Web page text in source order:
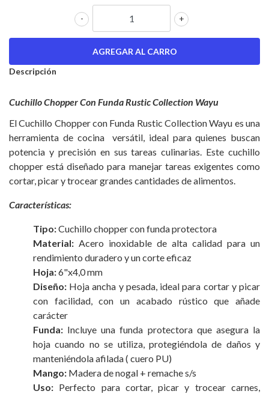
+
-
Descripción
Cuchillo Chopper Con Funda Rustic Collection Wayu
El Cuchillo Chopper con Funda Rustic Collection Wayu es una
herramienta de cocina versátil, ideal para quienes buscan
potencia y precisión en sus tareas culinarias. Este cuchillo
chopper está diseñado para manejar tareas exigentes como
cortar, picar y trocear grandes cantidades de alimentos.
Características:
Tipo:Cuchillo chopper con funda protectora
Material: Acero inoxidable de alta calidad para un
rendimiento duradero y un corte eficaz
Hoja:6"x4,0 mm
Diseño: Hoja ancha y pesada, ideal para cortar y picar
con facilidad, con un acabado rústico que añade
carácter
Funda: Incluye una funda protectora que asegura la
hoja cuando no se utiliza, protegiéndola de daños y
manteniéndola afilada ( cuero PU)
Mango: Madera de nogal + remache s/s
Uso: Perfecto para cortar, picar y trocear carnes,